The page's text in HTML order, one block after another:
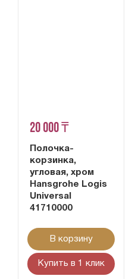
20 000 ₸
Полочка-
корзинка,
угловая, хром
Hansgrohe Logis
Universal
41710000
В корзину
Купить в 1 клик